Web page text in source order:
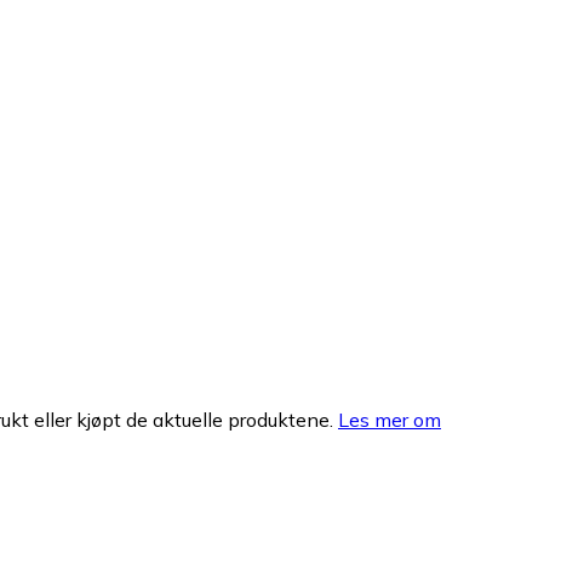
eller kjøpt de aktuelle produktene. Les mer om